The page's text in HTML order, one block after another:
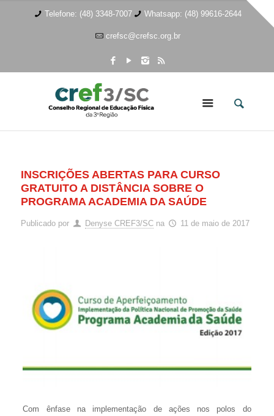
Telefone: (48) 3348-7007 Whatsapp: (48) 99616-2644
crefsc@crefsc.org.br
INSCRIÇÕES ABERTAS PARA CURSO
GRATUITO A DISTÂNCIA SOBRE O
PROGRAMA ACADEMIA DA SAÚDE
Publicado por Denyse CREF3/SC na 11 de maio de 2017
Com ênfase na implementação de ações nos polos do